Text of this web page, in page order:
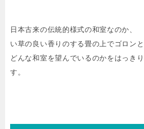
日本古来の伝統的様式の和室なのか、
い草の良い香りのする畳の上でゴロン
どんな和室を望んでいるのかをはっき
す。